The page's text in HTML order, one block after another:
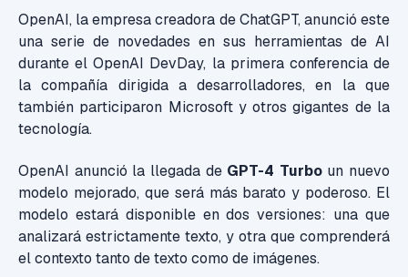
OpenAI, la empresa creadora de ChatGPT, anunció este
una serie de novedades en sus herramientas de AI
durante el OpenAI DevDay, la primera conferencia de
la compañía dirigida a desarrolladores, en la que
también participaron Microsoft y otros gigantes de la
tecnología.
OpenAI anunció la llegada deGPT-4 Turbo un nuevo
modelo mejorado, que será más barato y poderoso. El
modelo estará disponible en dos versiones: una que
analizará estrictamente texto, y otra que comprenderá
el contexto tanto de texto como de imágenes.